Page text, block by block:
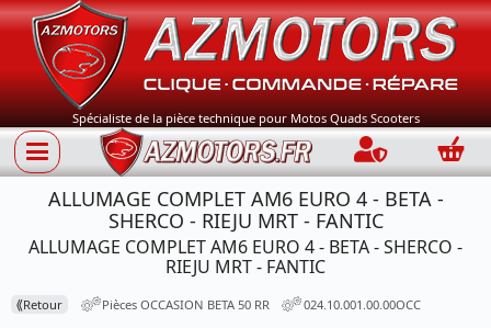
Spécialiste de la pièce technique pour Motos Quads Scooters
Connection
ALLUMAGE COMPLET AM6 EURO 4 - BETA -
SHERCO - RIEJU MRT - FANTIC
ALLUMAGE COMPLET AM6 EURO 4 - BETA - SHERCO -
RIEJU MRT - FANTIC
⟪Retour Pièces OCCASION BETA 50 RR 024.10.001.00.00OCC